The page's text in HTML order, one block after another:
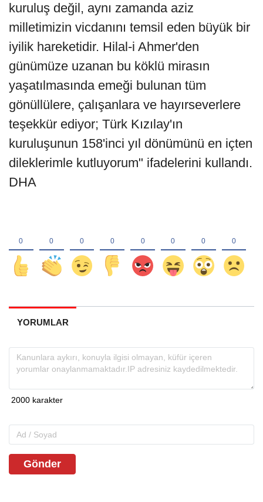
kuruluş değil, aynı zamanda aziz
milletimizin vicdanını temsil eden büyük bir
iyilik hareketidir. Hilal-i Ahmer'den
günümüze uzanan bu köklü mirasın
yaşatılmasında emeği bulunan tüm
gönüllülere, çalışanlara ve hayırseverlere
teşekkür ediyor; Türk Kızılay'ın
kuruluşunun 158'inci yıl dönümünü en içten
dileklerimle kutluyorum" ifadelerini kullandı.
DHA
YORUMLAR
Gönder